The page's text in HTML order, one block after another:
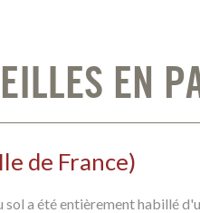
EN
de France)
a été entièrement habillé